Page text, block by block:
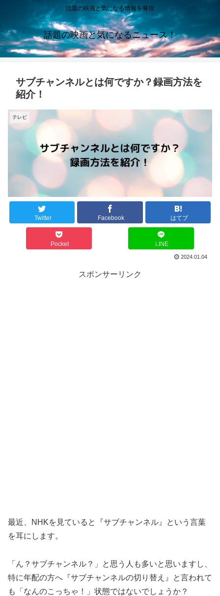
話題の映画と気になる情報を発信
話題の映画と気になるニュース！
サブチャンネルとは何ですか？録画方法を
紹介！
テレビ
Twitter Facebook はてブ
Pocket LINE
2024.01.04
スポンサーリンク
最近、NHKを見ていると『サブチャンネル』という言葉
を耳にします。
「ん？サブチャンネル？」と思う人も多いと思いますし、
特に年配の方へ『サブチャンネルの切り替え』と言われて
も「なんのこっちゃ！」状態ではないでしょうか？